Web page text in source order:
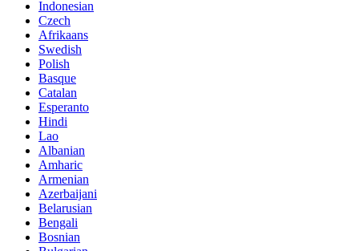
Indonesian
Czech
Afrikaans
Swedish
Polish
Basque
Catalan
Esperanto
Hindi
Lao
Albanian
Amharic
Armenian
Azerbaijani
Belarusian
Bengali
Bosnian